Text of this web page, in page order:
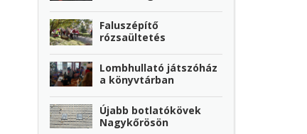
Faluszépítő
rózsaültetés
Lombhullató játszóház
a könyvtárban
Újabb botlatókövek
Nagykőrösön